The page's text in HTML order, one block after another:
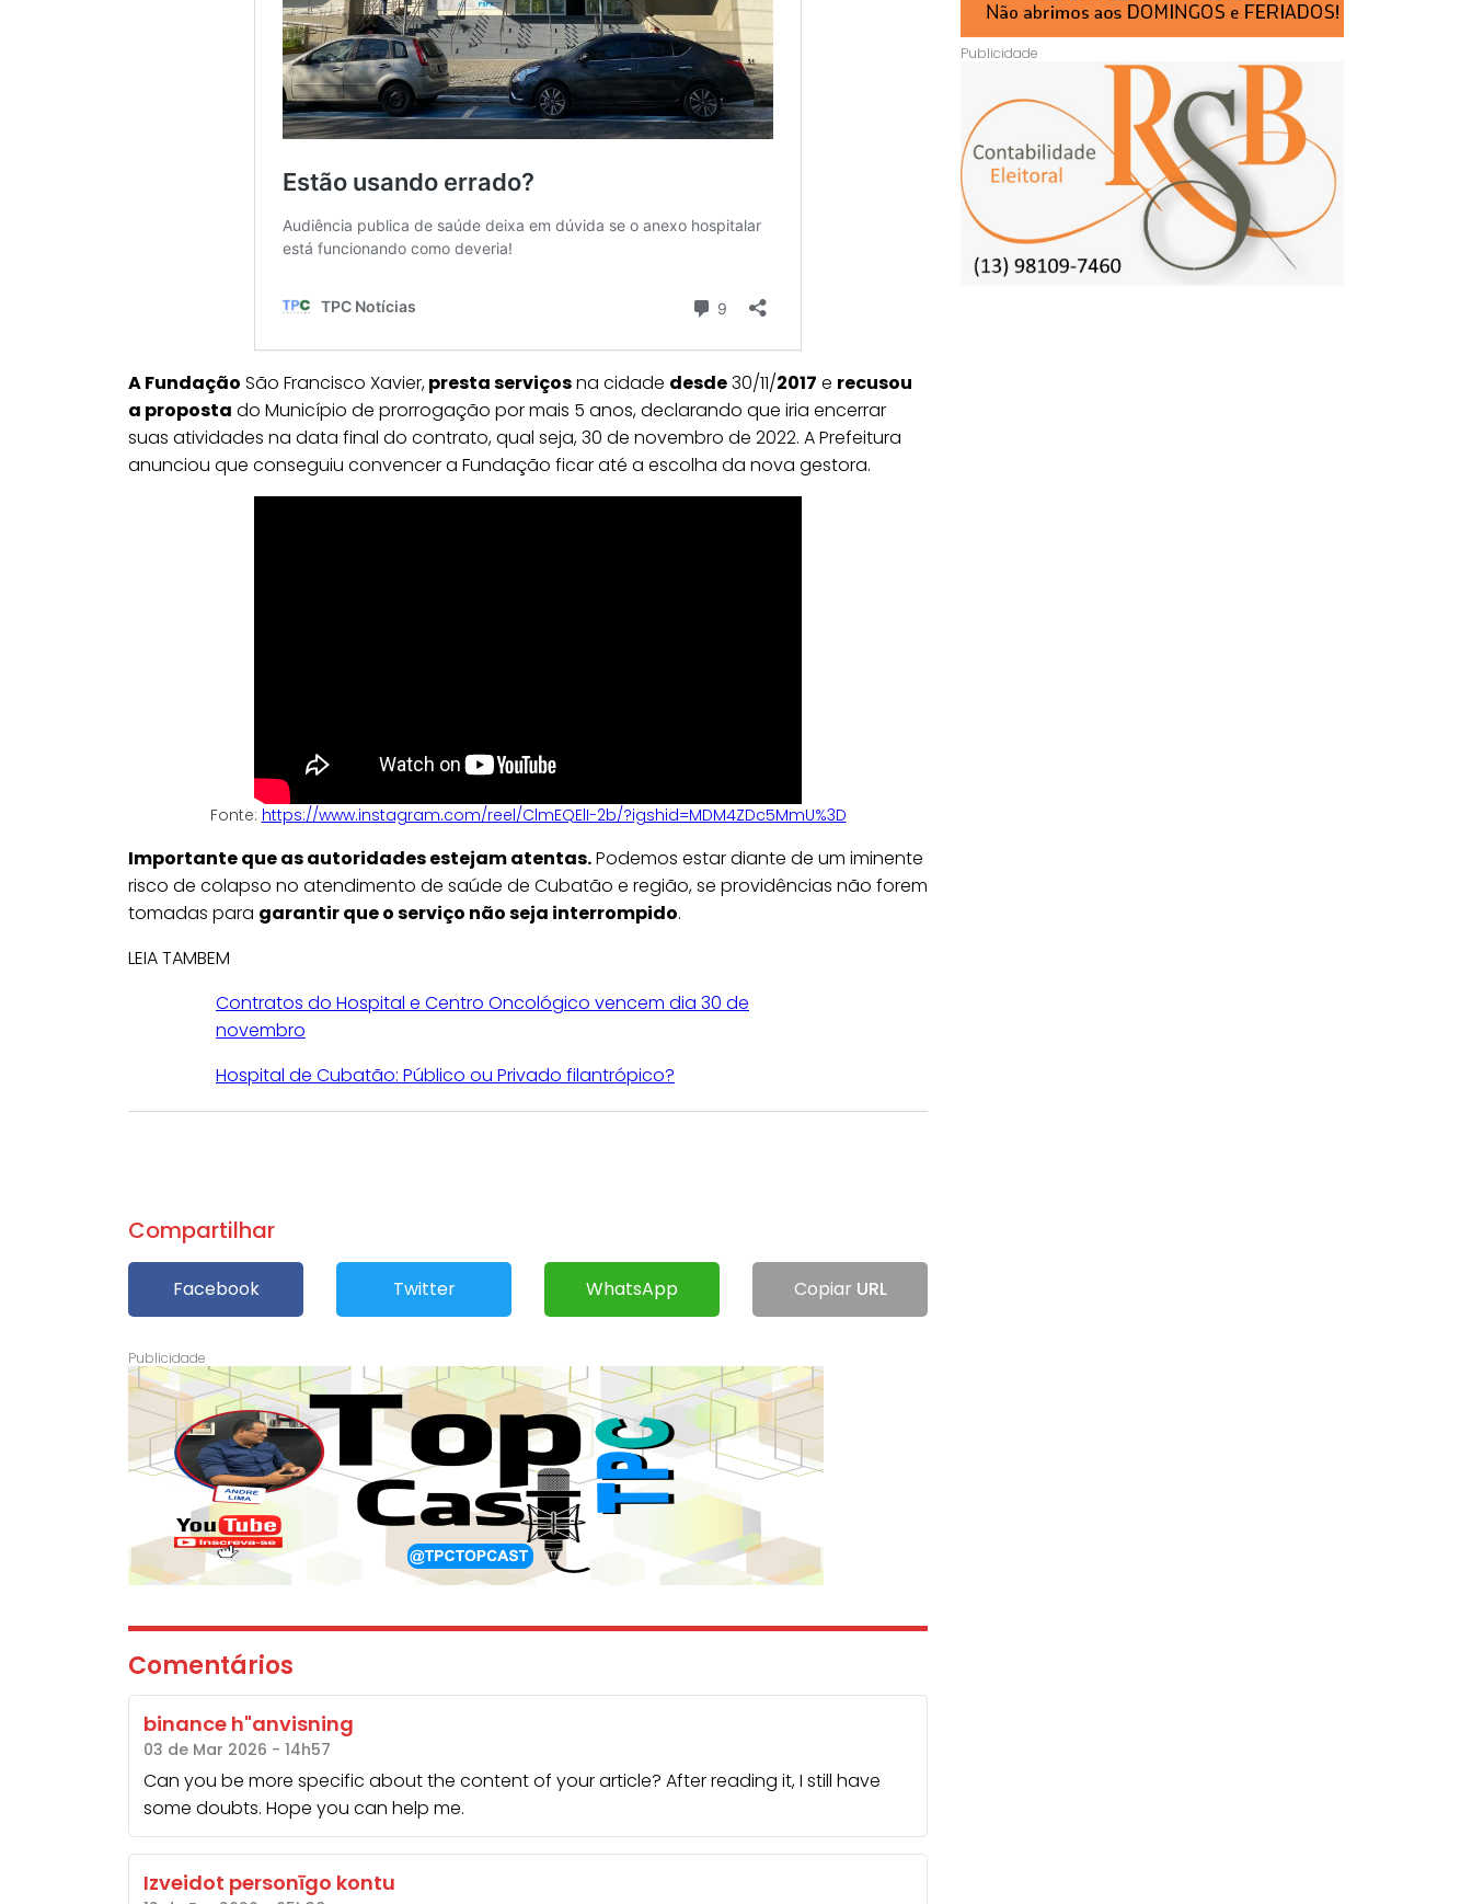
A Fundação São Francisco Xavier,presta serviçosna cidade desde30/11/2017 e recusou
a proposta do Município de prorrogação por mais 5 anos, declarando que iria encerrar
suas atividades na data final do contrato, qual seja, 30 de novembro de 2022. A Prefeitura
anunciou que conseguiu convencer a Fundação ficar até a escolha da nova gestora.
Fonte: https://www.instagram.com/reel/ClmEQElI-2b/?igshid=MDM4ZDc5MmU%3D
Importante que as autoridades estejam atentas.Podemos estar diante de um iminente
risco de colapso no atendimento de saúde de Cubatão e região, se providências não forem
tomadas para garantir que o serviço não seja interrompido.
LEIA TAMBEM
Contratos do Hospital e Centro Oncológico vencem dia 30 de
novembro
Hospital de Cubatão: Público ou Privado filantrópico?
Compartilhar
Facebook Twitter WhatsApp Copiar URL
Comentários
binance h"anvisning
03 de Mar 2026 - 14h57
Can you be more specific about the content of your article? After reading it, I still have
some doubts. Hope you can help me.
Izveidot personīgo kontu